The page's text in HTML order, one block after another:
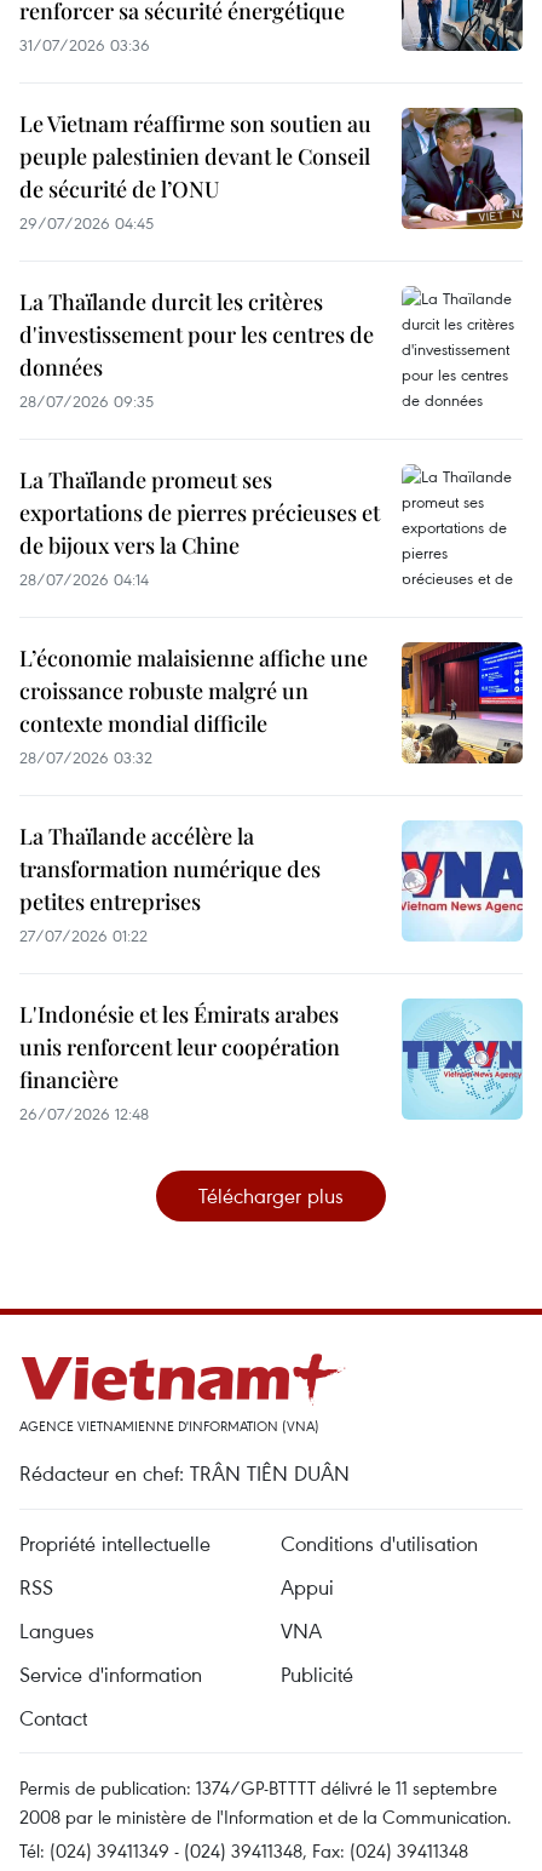
renforcer sa sécurité énergétique
31/07/2026 03:36
Le Vietnam réaffirme son soutien au
peuple palestinien devant le Conseil
de sécurité de l’ONU
29/07/2026 04:45
La Thaïlande durcit les critères
d'investissement pour les centres de
données
28/07/2026 09:35
La Thaïlande promeut ses
exportations de pierres précieuses et
de bijoux vers la Chine
28/07/2026 04:14
L’économie malaisienne affiche une
croissance robuste malgré un
contexte mondial difficile
28/07/2026 03:32
La Thaïlande accélère la
transformation numérique des
petites entreprises
27/07/2026 01:22
L'Indonésie et les Émirats arabes
unis renforcent leur coopération
financière
26/07/2026 12:48
Télécharger plus
AGENCE VIETNAMIENNE D'INFORMATION (VNA)
Rédacteur en chef: TRÂN TIÊN DUÂN
Propriété intellectuelle
Conditions d'utilisation
RSS
Appui
Langues
VNA
Service d'information
Publicité
Contact
Permis de publication: 1374/GP-BTTTT délivré le 11 septembre
2008 par le ministère de l'Information et de la Communication.
Tél: (024) 39411349 - (024) 39411348, Fax: (024) 39411348